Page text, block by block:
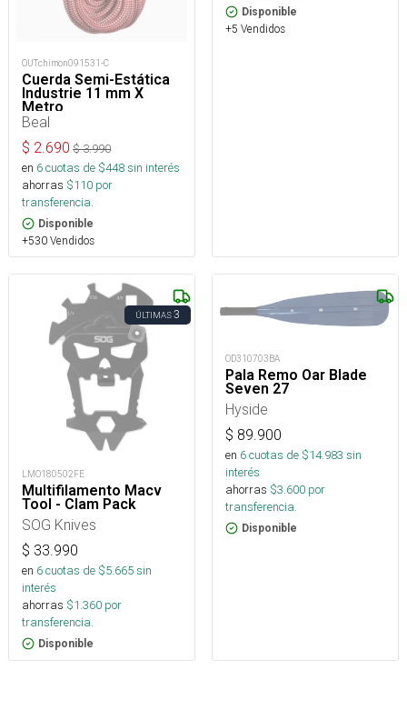
OUTchimon091531-C
Cuerda Semi-Estática
Industrie 11 mm X
Metro
Beal
$ 2.690 $3.990
en 6cuotas de $448sin interés
ahorras $110 por
transferencia.
Disponible
+530 Vendidos
Disponible
+5 Vendidos
ÚLTIMAS3
LMO180502FE
Multifilamento Macv
Tool - Clam Pack
SOG Knives
$ 33.990
en 6cuotas de $5.665sin
interés
ahorras $1.360 por
transferencia.
Disponible
OD310703BA
Pala Remo Oar Blade
Seven 27
Hyside
$ 89.900
en 6cuotas de $14.983 sin
interés
ahorras $3.600 por
transferencia.
Disponible